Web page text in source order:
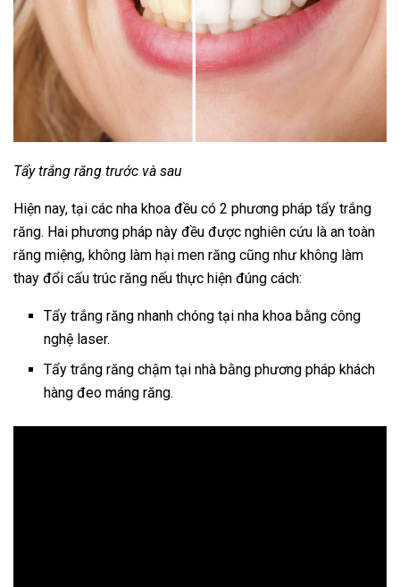
Tẩy trắng răng trước và sau
Hiện nay, tại các nha khoa đều có 2 phương pháp tẩy trắng
răng. Hai phương pháp này đều được nghiên cứu là an toàn
răng miệng, không làm hại men răng cũng như không làm
thay đổi cấu trúc răng nếu thực hiện đúng cách:
Tẩy trắng răng nhanh chóng tại nha khoa bằng công
nghệ laser.
Tẩy trắng răng chậm tại nhà bằng phương pháp khách
hàng đeo máng răng.